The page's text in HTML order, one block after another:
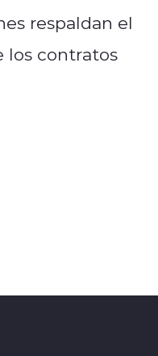
respaldan el
los contratos